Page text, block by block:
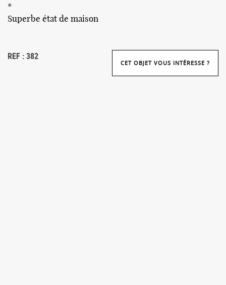
*
Superbe état de maison
REF : 382
CET OBJET VOUS INTÉRESSE ?